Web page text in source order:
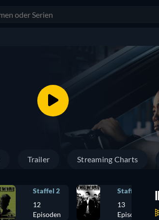
Trailer Streaming Charts
Staffel 2
12
Episoden
Staffel 1
13
Episoden